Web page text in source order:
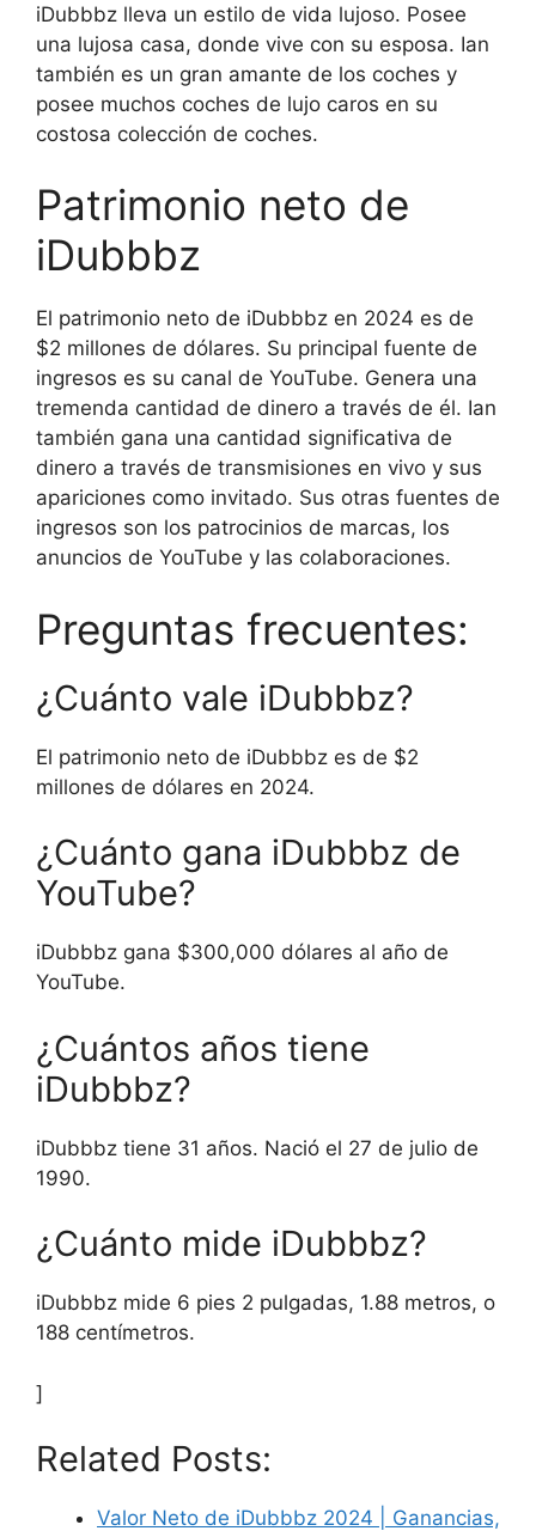
iDubbbz lleva un estilo de vida lujoso. Posee
una lujosa casa, donde vive con su esposa. Ian
también es un gran amante de los coches y
posee muchos coches de lujo caros en su
costosa colección de coches.
Patrimonio neto de
iDubbbz
El patrimonio neto de iDubbbz en 2024 es de
$2 millones de dólares. Su principal fuente de
ingresos es su canal de YouTube. Genera una
tremenda cantidad de dinero a través de él. Ian
también gana una cantidad significativa de
dinero a través de transmisiones en vivo y sus
apariciones como invitado. Sus otras fuentes de
ingresos son los patrocinios de marcas, los
anuncios de YouTube y las colaboraciones.
Preguntas frecuentes:
¿Cuánto vale iDubbbz?
El patrimonio neto de iDubbbz es de $2
millones de dólares en 2024.
¿Cuánto gana iDubbbz de
YouTube?
iDubbbz gana $300,000 dólares al año de
YouTube.
¿Cuántos años tiene
iDubbbz?
iDubbbz tiene 31 años. Nació el 27 de julio de
1990.
¿Cuánto mide iDubbbz?
iDubbbz mide 6 pies 2 pulgadas, 1.88 metros, o
188 centímetros.
]
Related Posts:
Valor Neto de iDubbbz 2024 | Ganancias,